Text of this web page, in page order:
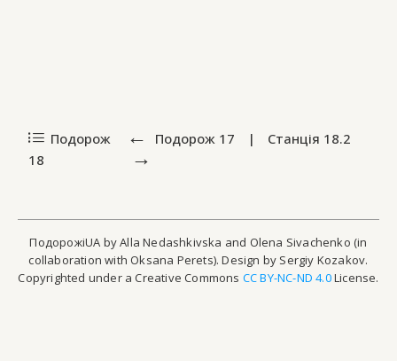
Подорож
18
Подорож17 | Станція 18.2
ПодорожіUA by Alla Nedashkivska and Olena Sivachenko (in
collaboration with Oksana Perets). Design by Sergiy Kozakov.
Copyrighted under a Creative Commons CC BY-NC-ND 4.0License.